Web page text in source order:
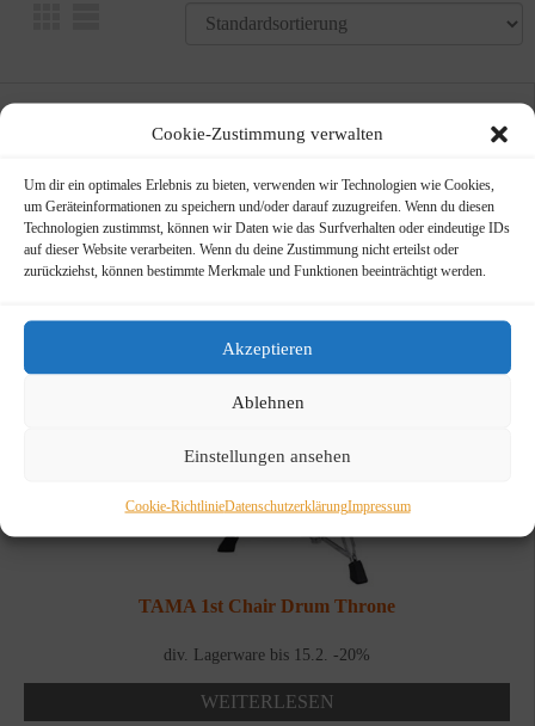
Cookie-Zustimmung verwalten
Um dir ein optimales Erlebnis zu bieten, verwenden wir Technologien wie Cookies,
um Geräteinformationen zu speichern und/oder darauf zuzugreifen. Wenn du diesen
Technologien zustimmst, können wir Daten wie das Surfverhalten oder eindeutige IDs
auf dieser Website verarbeiten. Wenn du deine Zustimmung nicht erteilst oder
zurückziehst, können bestimmte Merkmale und Funktionen beeinträchtigt werden.
Akzeptieren
Ablehnen
Einstellungen ansehen
Cookie-RichtlinieDatenschutzerklärungImpressum
TAMA 1st Chair Drum Throne
div. Lagerware bis 15.2. -20%
WEITERLESEN